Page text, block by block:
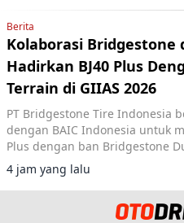
Berita
Kolaborasi Bridgestone
Hadirkan BJ40 Plus
Terrain di GIIAS 2026
PT Bridgestone Tire Indonesia
dengan BAIC Indonesia untuk
Plus dengan ban Bridgestone
GIIAS 2026.
4 jam yang lalu